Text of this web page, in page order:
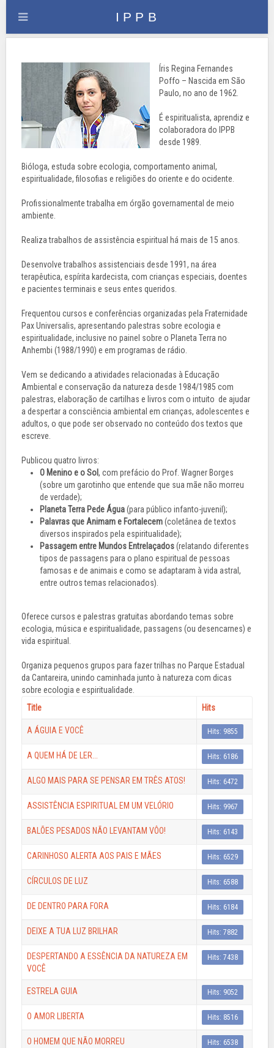
Íris Regina Fernandes
Poffo – Nascida em São
Paulo, no ano de 1962.
É espiritualista, aprendiz e
colaboradora do IPPB
desde 1989.
Bióloga, estuda sobre ecologia, comportamento animal,
espiritualidade, filosofias e religiões do oriente e do ocidente.
Profissionalmente trabalha em órgão governamental de meio
ambiente.
Realiza trabalhos de assistência espiritual há mais de 15 anos.
Desenvolve trabalhos assistenciais desde 1991, na área
terapêutica, espírita kardecista, com crianças especiais, doentes
e pacientes terminais e seus entes queridos.
Frequentou cursos e conferências organizadas pela Fraternidade
Pax Universalis, apresentando palestras sobre ecologia e
espiritualidade, inclusive no painel sobre o Planeta Terra no
Anhembi (1988/1990) e em programas de rádio.
Vem se dedicando a atividades relacionadas à Educação
Ambiental e conservação da natureza desde 1984/1985 com
palestras, elaboração de cartilhas e livros com o intuito de ajudar
a despertar a consciência ambiental em crianças, adolescentes e
adultos, o que pode ser observado no conteúdo dos textos que
escreve.
Publicou quatro livros:
O Menino e o Sol, com prefácio do Prof. Wagner Borges
(sobre um garotinho que entende que sua mãe não morreu
de verdade);
Planeta Terra Pede Água(para público infanto-juvenil);
Palavras que Animam e Fortalecem(coletânea de textos
diversos inspirados pela espiritualidade);
Passagem entre Mundos Entrelaçados(relatando diferentes
tipos de passagens para o plano espiritual de pessoas
famosas e de animais e como se adaptaram à vida astral,
entre outros temas relacionados).
Oferece cursos e palestras gratuitas abordando temas sobre
ecologia, música e espiritualidade, passagens (ou desencarnes) e
vida espiritual.
Organiza pequenos grupos para fazer trilhas no Parque Estadual
da Cantareira, unindo caminhada junto à natureza com dicas
sobre ecologia e espiritualidade.
Title
Hits
A ÁGUIA E VOCÊ Hits: 9855
A QUEM HÁ DE LER... Hits: 6186
ALGO MAIS PARA SE PENSAR EM TRÊS ATOS! Hits: 6472
ASSISTÊNCIA ESPIRITUAL EM UM VELÓRIO Hits: 9967
BALÕES PESADOS NÃO LEVANTAM VÔO! Hits: 6143
CARINHOSO ALERTA AOS PAIS E MÃES Hits: 6529
CÍRCULOS DE LUZ Hits: 6588
DE DENTRO PARA FORA Hits: 6184
DEIXE A TUA LUZ BRILHAR Hits: 7882
DESPERTANDO A ESSÊNCIA DA NATUREZA EM
VOCÊ
Hits: 7438
ESTRELA GUIA Hits: 9052
O AMOR LIBERTA Hits: 8516
O HOMEM QUE NÃO MORREU Hits: 6538